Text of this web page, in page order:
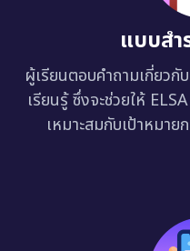
แบบสำ
ผู้เรียนตอบคำถามเกี่ยวกั
เรียนรู้ ซึ่งจะช่วยให้
เหมาะสมกับเป้าหมาย